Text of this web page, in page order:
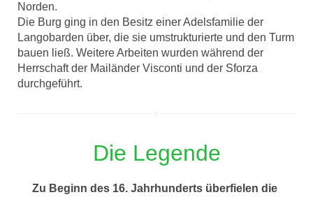
Norden.
Die Burg ging in den Besitz einer Adelsfamilie der
Langobarden über, die sie umstrukturierte und den Turm
bauen ließ. Weitere Arbeiten wurden während der
Herrschaft der Mailänder Visconti und der Sforza
durchgeführt.
Die Legende
Zu Beginn des 16. Jahrhunderts überfielen die